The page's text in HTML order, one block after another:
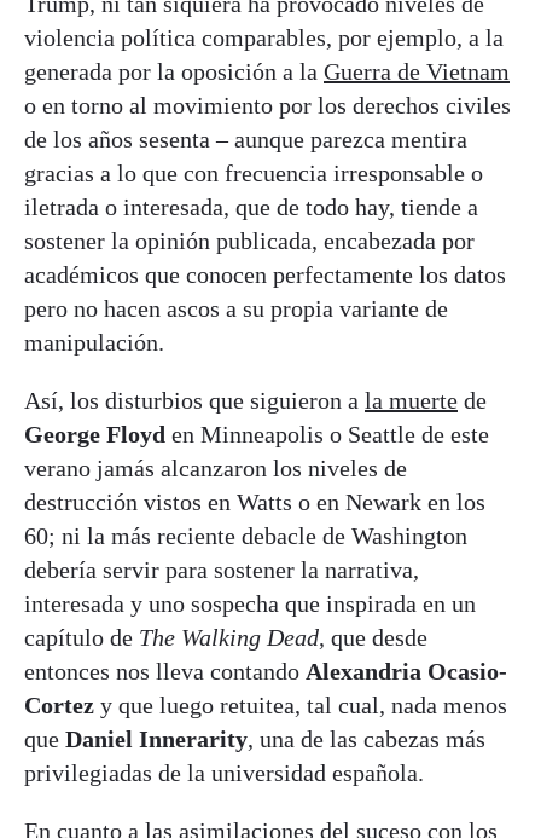
violencia política comparables, por ejemplo, a la
generada por la oposición a la Guerra de Vietnam
o en torno al movimiento por los derechos civiles
de los años sesenta – aunque parezca mentira
gracias a lo que con frecuencia irresponsable o
iletrada o interesada, que de todo hay, tiende a
sostener la opinión publicada, encabezada por
académicos que conocen perfectamente los datos
pero no hacen ascos a su propia variante de
manipulación.
Así, los disturbios que siguieron a la muerte de
George Floyd en Minneapolis o Seattle de este
verano jamás alcanzaron los niveles de
destrucción vistos en Watts o en Newark en los
60; ni la más reciente debacle de Washington
debería servir para sostener la narrativa,
interesada y uno sospecha que inspirada en un
capítulo de The Walking Dead, que desde
entonces nos lleva contando Alexandria Ocasio-
Cortez y que luego retuitea, tal cual, nada menos
que Daniel Innerarity, una de las cabezas más
privilegiadas de la universidad española.
En cuanto a las asimilaciones del suceso con los